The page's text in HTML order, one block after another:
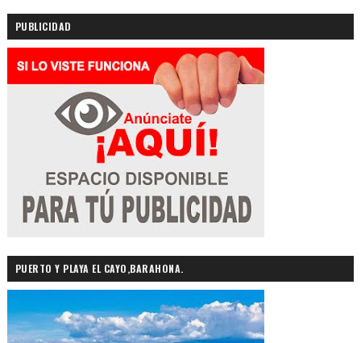
PUBLICIDAD
PUERTO Y PLAYA EL CAYO,BARAHONA.